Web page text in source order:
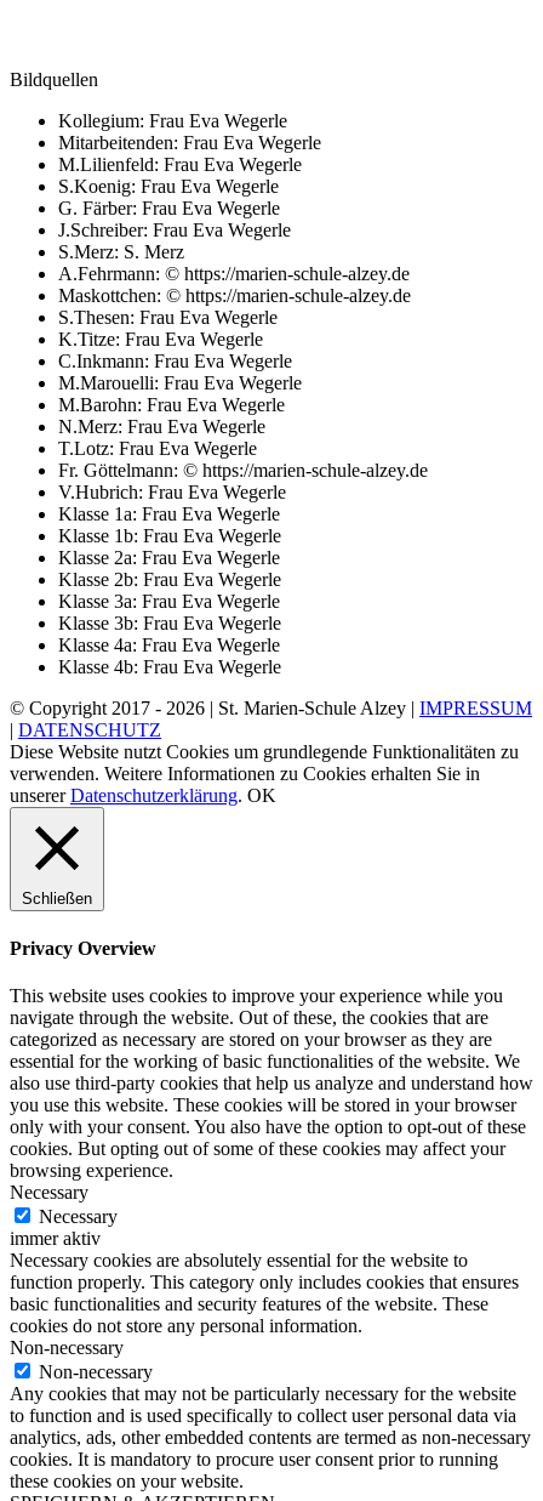
Bildquellen
Kollegium: Frau Eva Wegerle
Mitarbeitenden: Frau Eva Wegerle
M.Lilienfeld: Frau Eva Wegerle
S.Koenig: Frau Eva Wegerle
G. Färber: Frau Eva Wegerle
J.Schreiber: Frau Eva Wegerle
S.Merz: S. Merz
A.Fehrmann: © https://marien-schule-alzey.de
Maskottchen: © https://marien-schule-alzey.de
S.Thesen: Frau Eva Wegerle
K.Titze: Frau Eva Wegerle
C.Inkmann: Frau Eva Wegerle
M.Marouelli: Frau Eva Wegerle
M.Barohn: Frau Eva Wegerle
N.Merz: Frau Eva Wegerle
T.Lotz: Frau Eva Wegerle
Fr. Göttelmann: © https://marien-schule-alzey.de
V.Hubrich: Frau Eva Wegerle
Klasse 1a: Frau Eva Wegerle
Klasse 1b: Frau Eva Wegerle
Klasse 2a: Frau Eva Wegerle
Klasse 2b: Frau Eva Wegerle
Klasse 3a: Frau Eva Wegerle
Klasse 3b: Frau Eva Wegerle
Klasse 4a: Frau Eva Wegerle
Klasse 4b: Frau Eva Wegerle
© Copyright 2017 - 2026 | St. Marien-Schule Alzey | IMPRESSUM
| DATENSCHUTZ
Diese Website nutzt Cookies um grundlegende Funktionalitäten zu
verwenden. Weitere Informationen zu Cookies erhalten Sie in
unsererDatenschutzerklärung. OK
Schließen
Privacy Overview
This website uses cookies to improve your experience while you
navigate through the website. Out of these, the cookies that are
categorized as necessary are stored on your browser as they are
essential for the working of basic functionalities of the website. We
also use third-party cookies that help us analyze and understand how
you use this website. These cookies will be stored in your browser
only with your consent. You also have the option to opt-out of these
cookies. But opting out of some of these cookies may affect your
browsing experience.
Necessary
Necessary
immer aktiv
Necessary cookies are absolutely essential for the website to
function properly. This category only includes cookies that ensures
basic functionalities and security features of the website. These
cookies do not store any personal information.
Non-necessary
Non-necessary
Any cookies that may not be particularly necessary for the website
to function and is used specifically to collect user personal data via
analytics, ads, other embedded contents are termed as non-necessary
cookies. It is mandatory to procure user consent prior to running
these cookies on your website.